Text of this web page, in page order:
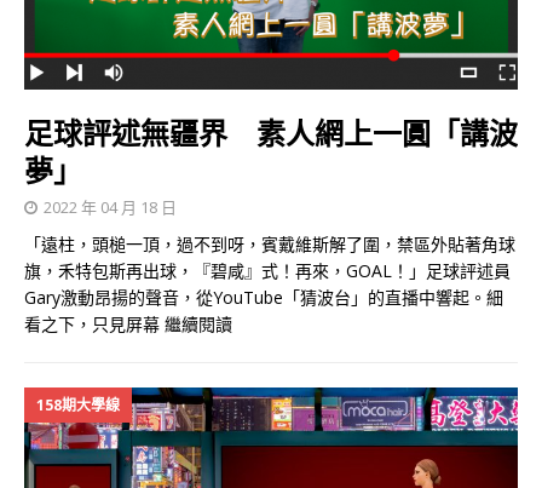
足球評述無疆界 素人網上一圓「講波
夢」
2022 年 04 月 18 日
「遠柱，頭槌一頂，過不到呀，賓戴維斯解了圍，禁區外貼著角球
旗，禾特包斯再出球，『碧咸』式！再來，GOAL！」足球評述員
Gary激動昂揚的聲音，從YouTube「猜波台」的直播中響起。細
看之下，只見屏幕 繼續閱讀
158期大學線